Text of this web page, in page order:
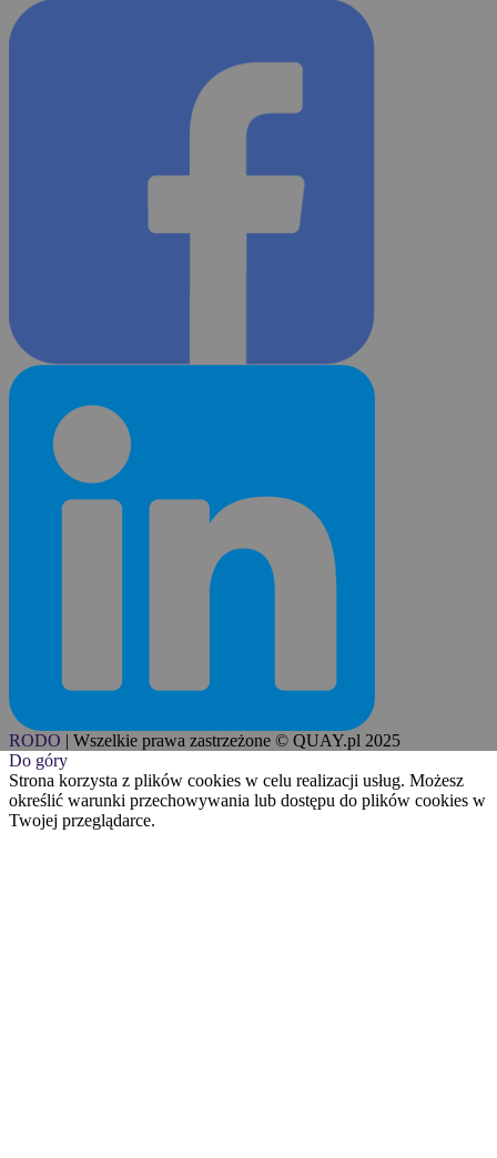
RODO | Wszelkie prawa zastrzeżone © QUAY.pl 2025
Do góry
Strona korzysta z plików cookies w celu realizacji usług. Możesz
określić warunki przechowywania lub dostępu do plików cookies w
Twojej przeglądarce.